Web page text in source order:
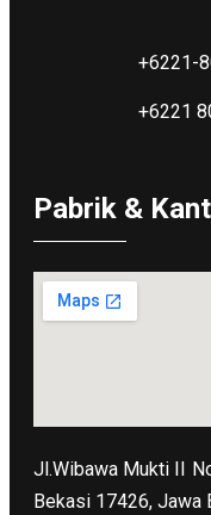
+6221-
+6221
Pabrik &
Jl.Wibawa Mukti II
Bekasi 17426, Jawa